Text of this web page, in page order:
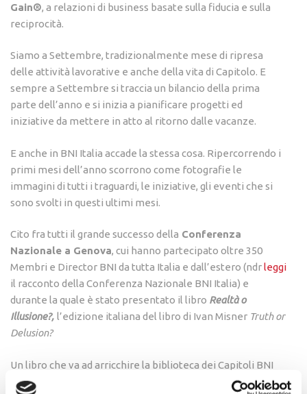
Gain®, a relazioni di business basate sulla fiducia e sulla
reciprocità.
Siamo a Settembre, tradizionalmente mese di ripresa
delle attività lavorative e anche della vita di Capitolo. E
sempre a Settembre si traccia un bilancio della prima
parte dell’anno e si inizia a pianificare progetti ed
iniziative da mettere in atto al ritorno dalle vacanze.
E anche in BNI Italia accade la stessa cosa. Ripercorrendo i
primi mesi dell’anno scorrono come fotografie le
immagini di tutti i traguardi, le iniziative, gli eventi che si
sono svolti in questi ultimi mesi.
Cito fra tutti il grande successo della Conferenza
Nazionale a Genova, cui hanno partecipato oltre 350
Membri e Director BNI da tutta Italia e dall’estero (ndrleggi
il racconto della Conferenza Nazionale BNI Italia) e
durante la quale è stato presentato il libro Realtà o
Illusione?, l’edizione italiana del libro di Ivan Misner Truth or
Delusion?
Un libro che va ad arricchire la biblioteca dei Capitoli BNI
con i testi più importanti di Ivan Misner tradotti in italiano